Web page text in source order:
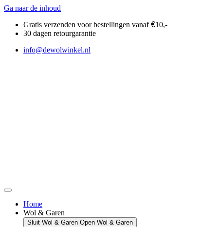
Ga naar de inhoud
Gratis verzenden voor bestellingen vanaf€10,-
30 dagen retourgarantie
info@dewolwinkel.nl
Home
Wol & Garen
Sluit Wol & Garen Open Wol & Garen